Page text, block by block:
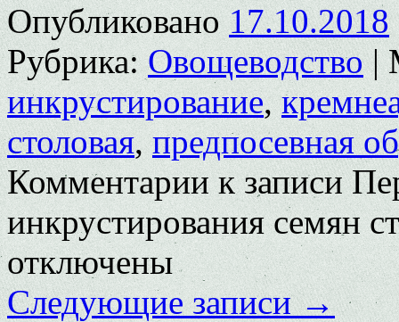
Опубликовано 17.10.2018
Рубрика: Овощеводство |
инкрустирование,
столовая,предпосевная
Комментариик записи
инкрустирования семян
отключены
Следующие записи→